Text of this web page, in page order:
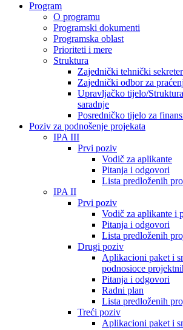
Program
O programu
Programski dokumenti
Programska oblast
Prioriteti i mere
Struktura
Zajednički tehnički
Zajednički odbor za
Upravljačko tijelo/
saradnje
Posredničko tijelo za
Poziv za podnošenje projekata
IPA III
Prvi poziv
Vodič za aplikante
Pitanja i odgovori
Lista predloženih
IPA II
Prvi poziv
Vodič za aplikante i
Pitanja i odgovori
Lista predloženih
Drugi poziv
Aplikacioni paket i
podnosioce
Pitanja i odgovori
Radni plan
Lista predloženih
Treći poziv
Aplikacioni paket i